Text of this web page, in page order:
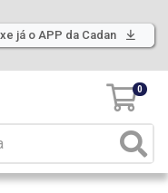
já o APP da Cadan
0